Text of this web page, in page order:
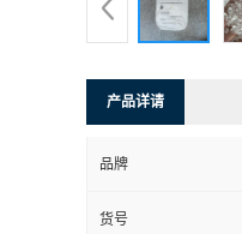
产品详请
品牌
货号